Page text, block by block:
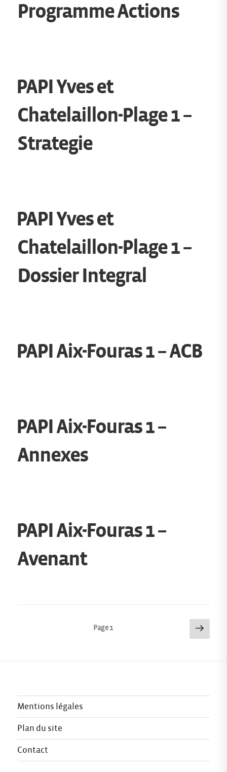
Programme Actions
PAPI Yves et
Chatelaillon-Plage 1 –
Strategie
PAPI Yves et
Chatelaillon-Plage 1 –
Dossier Integral
PAPI Aix-Fouras 1 – ACB
PAPI Aix-Fouras 1 –
Annexes
PAPI Aix-Fouras 1 –
Avenant
Pagination
Page 1
Page
Mentions légales
Plan du site
Contact